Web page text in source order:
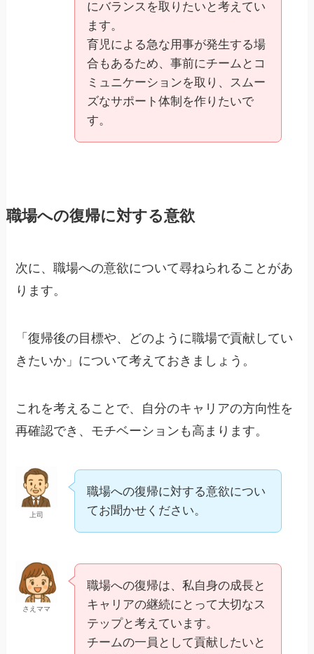
にバランスを取りたいと考えてい
ます。
育児による急な用事が発生する場
合もあるため、事前にチームとコ
ミュニケーションを取り、スムー
ズなサポート体制を作りたいで
す。
職場への復帰に対する意欲
次に、職場への意欲について尋ねられることがあ
ります。
「復帰後の目標や、どのように職場で貢献してい
きたいか」について考えておきましょう。
これを考えることで、自分のキャリアの方向性を
再確認でき、モチベーションも高まります。
上司
職場への復帰に対する意欲につい
てお聞かせください。
さえママ
職場への復帰は、私自身の成長と
キャリアの継続にとって大切なス
テップと考えています。
チームの一員として貢献したいと